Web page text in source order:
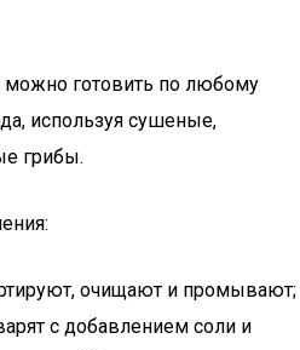
можно готовить по любому
используя сушеные,
грибы.
очищают и промывают;
с добавлением соли и